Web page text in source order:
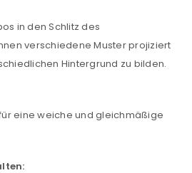
Mail-Adresse
in den Schlitz des
verschiedene Muster projiziert
Hintergrund zu bilden.
eine weiche und gleichmäßige